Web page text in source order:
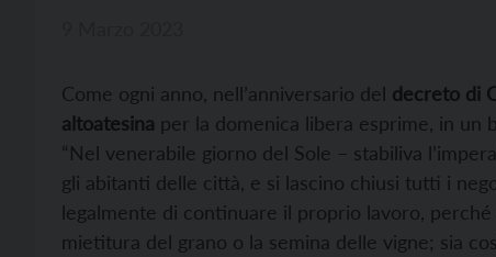
Come ogni anno, nell’anniversario del decreto di
altoatesina per la domenica libera esprime, in un
“Nel venerabile giorno del Sole – stabiliva
gli abitanti delle città, e si lascino chiusi tutti i
legalmente di continuare il proprio lavoro,
mietitura del grano o la semina delle vigne; sia